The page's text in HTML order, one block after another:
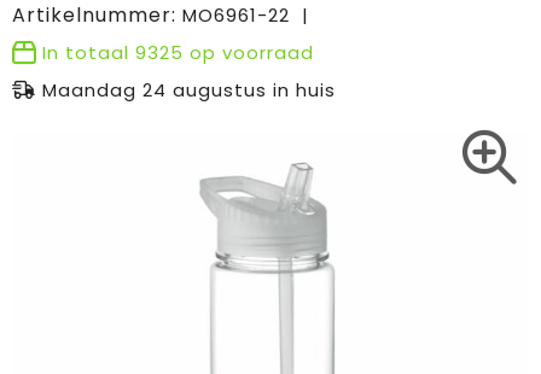
Artikelnummer: MO6961-22
In totaal 9325 op voorraad
Maandag 24 augustus in huis